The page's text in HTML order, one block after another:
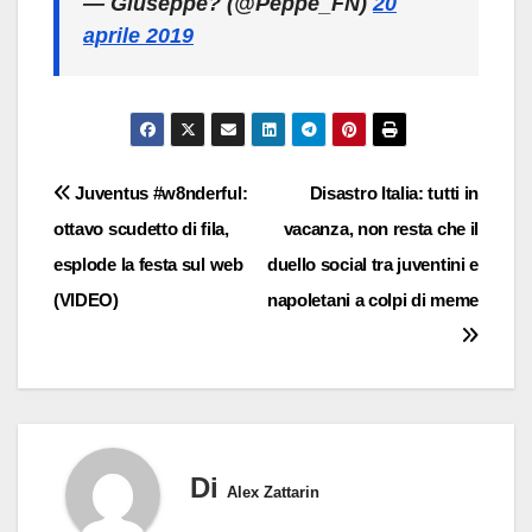
aprile 2019
Navigazione
articoli
Disastro Italia: tutti in
vacanza, non resta che il
duello social tra juventini e
napoletani a colpi di meme
Juventus #w8nderful:
ottavo scudetto di fila,
esplode la festa sul web
(VIDEO)
Di Alex Zattarin